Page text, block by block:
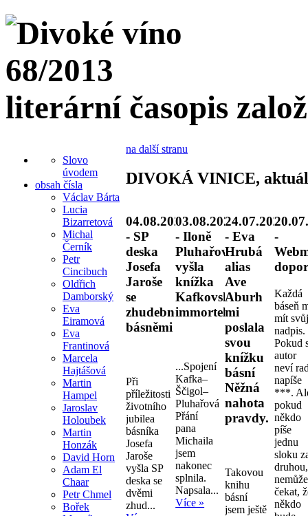
literární časopis
Slovo
úvodem
obsah čísla
Václav Bárta
Lucia
Bizarretová
Michal
Černík
Petr
Cincibuch
Oldřich
Damborský
Eva
Eiramová
Eva
Frantinová
Marcela
Hajtášová
Martin
Hampel
Jaroslav
Holoubek
Martin
Honzák
David Horn
Adam El
Chaar
Petr Chmel
Bořek
na další stranu
DIVOKÁ VINICE,
04.08.2026
- SP
deska
Josefa
Jaroše
se
zhudebněnými
básněmi
Při
příležitosti
životního
jubilea
básníka
Josefa
Jaroše
vyšla SP
deska se
dvěmi
zhud...
03.08.2026
- Iloně
Pluhařové
vyšla
knížka
Kafkovské
immortelly.
...Spojení
Kafka–
Ščigol–
Pluhařová
Přání
pana
Michaila
jsem
nakonec
splnila.
Napsala...
Více »
24.07.2026
- Eva
Hrubá
alias
Ave
Aburh
mi
poslala
svou
knížku
básní
Něžná
nahota
pravdy.
Takovou
knihu
básní
jsem ještě
-
Každá
báseň
mít
nadpis.
Pokud
autor
neví
napíše
***.
pokud
někdo
píše
jednu
sloku
druhou,
nemůže
čekat,
někdo